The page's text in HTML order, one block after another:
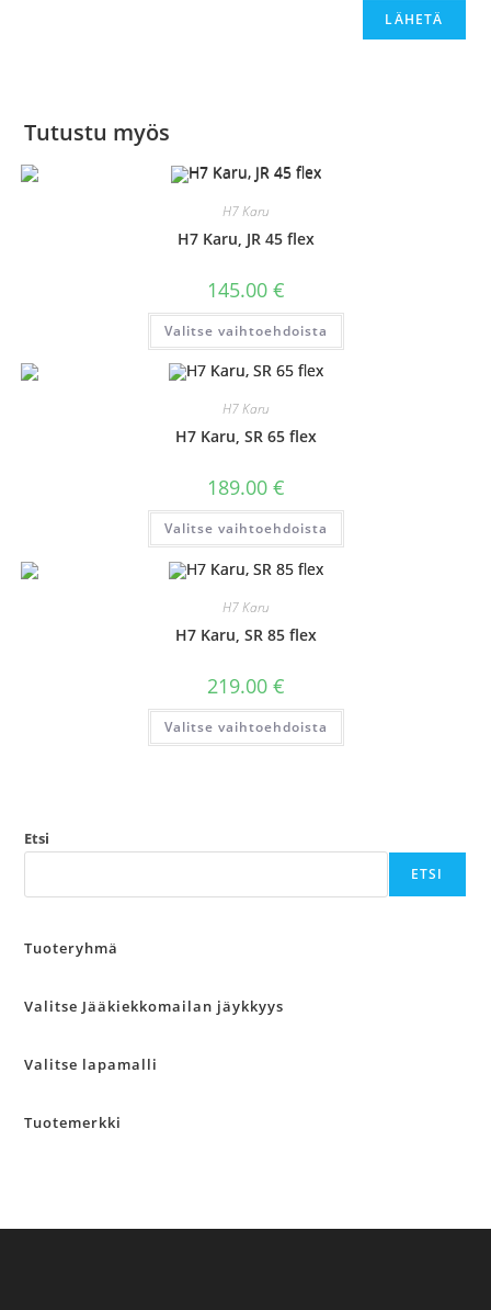
Tutustu myös
H7 Karu
H7 Karu, JR 45 flex
145.00 €
Valitse vaihtoehdoista
Tällä
on
H7 Karu
H7 Karu, SR 65 flex
189.00 €
Valitse vaihtoehdoista
Tällä
on
H7 Karu
H7 Karu, SR 85 flex
219.00 €
Valitse vaihtoehdoista
Tällä
on
sivulla.
Etsi
ETSI
Tuoteryhmä
Valitse Jääkiekkomailan jäykkyys
Valitse lapamalli
Tuotemerkki